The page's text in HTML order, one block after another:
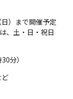
）まで開催予定
、土・日・祝日
分）